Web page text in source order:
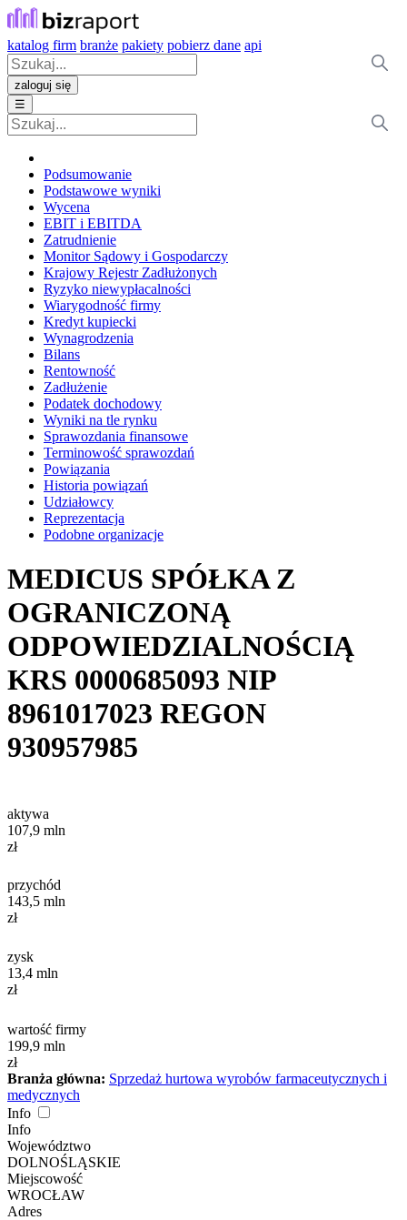
katalog firm branże pakiety pobierz dane api
zaloguj się
☰
Podsumowanie
Podstawowe wyniki
Wycena
EBIT i EBITDA
Zatrudnienie
Monitor Sądowy i Gospodarczy
Krajowy Rejestr Zadłużonych
Ryzyko niewypłacalności
Wiarygodność firmy
Kredyt kupiecki
Wynagrodzenia
Bilans
Rentowność
Zadłużenie
Podatek dochodowy
Wyniki na tle rynku
Sprawozdania finansowe
Terminowość sprawozdań
Powiązania
Historia powiązań
Udziałowcy
Reprezentacja
Podobne organizacje
MEDICUS SPÓŁKA Z
OGRANICZONĄ
ODPOWIEDZIALNOŚCIĄ
KRS 0000685093 NIP
8961017023 REGON
930957985
aktywa
107,9 mln
zł
przychód
143,5 mln
zł
zysk
13,4 mln
zł
wartość firmy
199,9 mln
zł
Branża główna: Sprzedaż hurtowa wyrobów farmaceutycznych i
medycznych
Info
Info
Województwo
DOLNOŚLĄSKIE
Miejscowość
WROCŁAW
Adres